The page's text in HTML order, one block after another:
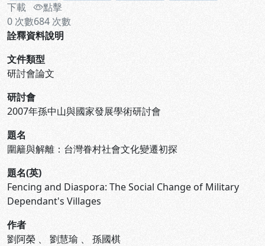
下載
0 次數
點擊
684 次數
詮釋資料說明
文件類型
研討會論文
研討會
2007年孫中山與國家發展學術研討會
題名
圍籬與解離：台灣眷村社會文化變遷初探
題名(英)
Fencing and Diaspora: The Social Change of Military
Dependant's Villages
作者
劉阿榮 、 劉慧瑜 、 孫國棋